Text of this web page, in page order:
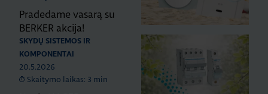
Pradedame vasarą su
BERKER akcija!
SKYDŲ SISTEMOS IR
KOMPONENTAI
20.5.2026
Skaitymo laikas: 3 min